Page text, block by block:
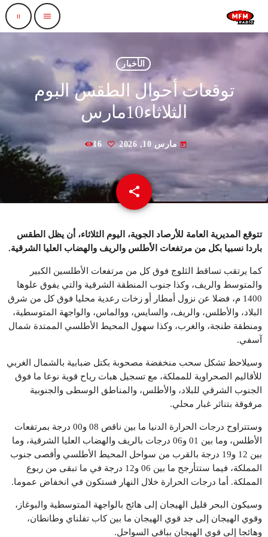
menu
pause
الأخبار
توقعات أحوال الطقس البوم
الثلاثاء10مارس
today مارس 10, 2026 16
share
email
تتوقع المديرية العامة للأرصاد الجوية، اليوم
الثلاثاء، أن يظل الطقس
باردا نسبيا بكل من مرتفعات الأطلس والريف والهضاب العليا الشرقية.
كما يرتقب تساقط الثلوج فوق كل من مرتفعات الأطلسين الكبير
والمتوسط والريف، وكذا جنوب المنطقة الشرقية والتي يفوق علوها
1400 م، فضلا عن نزول أمطار أو زخات رعدية محليا فوق كل من شرق
البلاد، والأطلس، والريف، والسايس، ووالماس، والواجهة المتوسطية،
ومنطقة طنجة، والغرب، وكذا سهول المحيط الأطلسي الممتدة شمال
آسفي.
وسيلاحظ تشكل سحب منخفضة مصحوبة بكتل ضبابية بالشمال الغربي
للأقاليم الصحراوية للمملكة، مع تسجيل هبات رياح قوية نوعا ما فوق
الجنوب الشرقي للبلاد، والأطلس، والمناطق الوسطى والجنوبية
مرفوقة بتناثر غبار محلي.
وستتراوح درجات الحرارة الدنيا ما بين ناقص 08 و00 درجة بمرتفعات
الأطلس، وما بين 01 و06 درجات بالريف والهضاب العليا الشرقية، وما
بين 12 و19 درجة بالقرب من سواحل المحيط الأطلسي وأقصى جنوب
المملكة، فيما ستتأرجح ما بين 06 و12 درجة في ما تبقى من ربوع
المملكة. أما درجات الحرارة خلال النهار فستكون في انخفاض عموما.
وسيكون البحر قليل الهيجان إلى هائج بالواجهة المتوسطية والبوغاز،
وقوي الهيجان إلى جد قوي الهيجان ما بين كاب تفلناي وطانطان،
وهائجا إلى قوي الهيجان بباقي السواحل.